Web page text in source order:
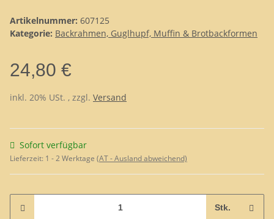
Artikelnummer: 607125
Kategorie: Backrahmen, Guglhupf, Muffin & Brotbackformen
24,80 €
inkl. 20% USt. , zzgl. Versand
Sofort verfügbar
Lieferzeit: 1 - 2 Werktage (AT - Ausland abweichend)
Stk.